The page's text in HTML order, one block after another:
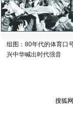
组图：80年代的体育口
兴中华喊出时代强音